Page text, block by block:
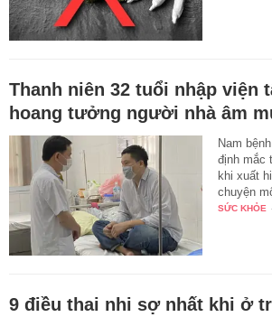
Thanh niên 32 tuổi nhập viện
hoang tưởng người nhà âm
Nam
định mắc
khi xuất
chuyện
SỨC KHỎE
9 điều thai nhi sợ nhất khi ở